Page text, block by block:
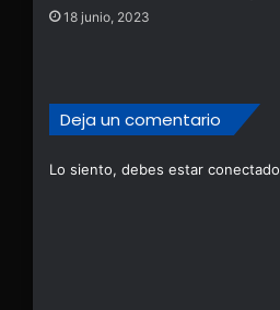
18 junio, 2023
Deja un comentario
Lo siento, debes estar conectado